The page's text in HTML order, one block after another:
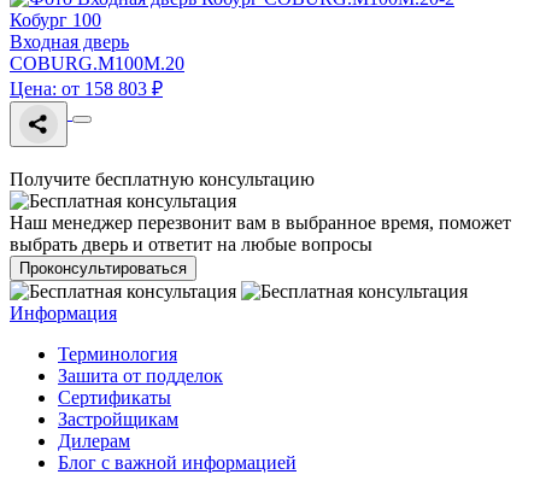
Кобург 100
Входная дверь
COBURG.M100M.20
Цена: от 158 803 ₽
Получите бесплатную консультацию
Наш менеджер перезвонит вам в выбранное время, поможет
выбрать дверь и ответит на любые вопросы
Проконсультироваться
Информация
Терминология
Зашита от подделок
Сертификаты
Застройщикам
Дилерам
Блог с важной информацией